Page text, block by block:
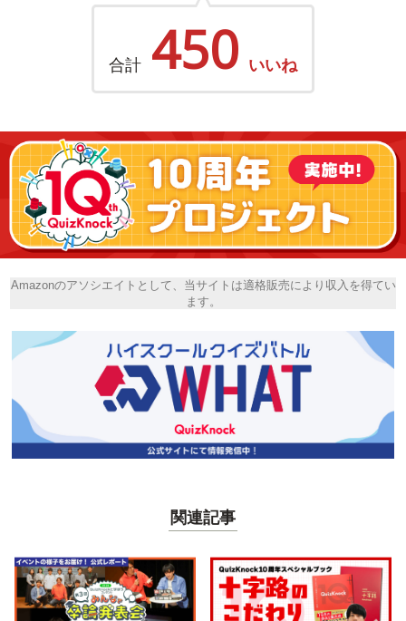
合計 450 いいね
Amazonのアソシエイトとして、当サイトは適格販売により収入を得てい
ます。
関連記事